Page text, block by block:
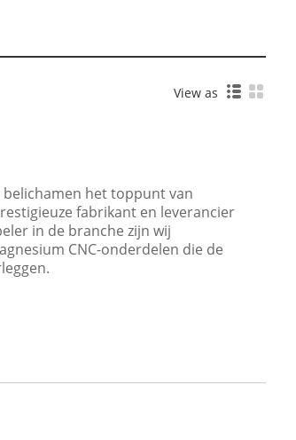
View as
belichamen het toppunt van
fabrikant en leverancier
in de branche zijn wij
CNC-onderdelen die de